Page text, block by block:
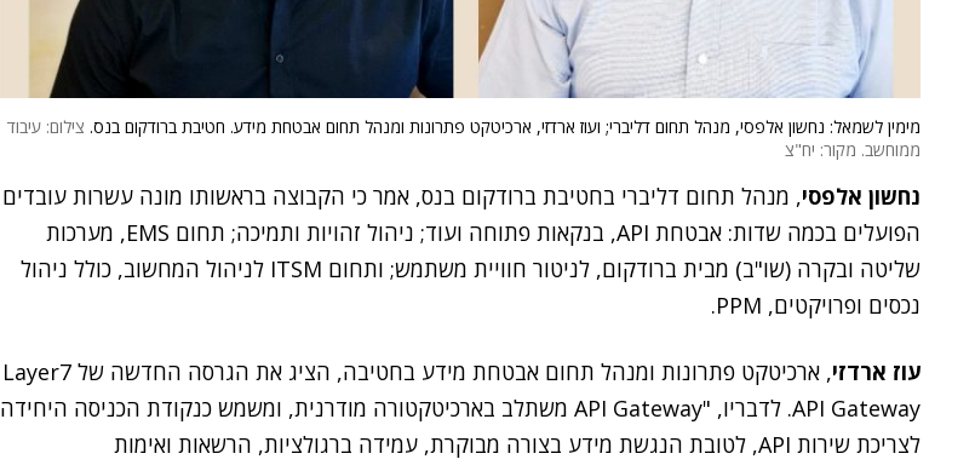
מימין לשמאל: נחשון אלפסי, מנהל תחום דליברי; ועוז ארדזי, ארכיטקט פתרונות ומנהל תחום אבטחת מידע. חטיבת ברודקום בנס. צילום: עיבוד
ממוחשב. מקור: יח"צ
נחשון אלפסי, מנהל תחום דליברי בחטיבת ברודקום בנס, אמר כי הקבוצה בראשותו מונה עשרות עובדים
הפועלים בכמה שדות: אבטחת API, בנקאות פתוחה ועוד; ניהול זהויות ותמיכה; תחום EMS, מערכות
שליטה ובקרה (שו"ב) מבית ברודקום, לניטור חוויית משתמש; ותחום ITSM לניהול המחשוב, כולל ניהול
נכסים ופרויקטים, PPM.
עוז ארדזי
, ארכיטקט פתרונות ומנהל תחום אבטחת מידע בחטיבה, הציג את הגרסה החדשה של Layer7
API Gateway. לדבריו, "API Gateway משתלב בארכיטקטורה מודרנית, ומשמש כנקודת הכניסה היחידה
לצריכת שירות API, לטובת הנגשת מידע בצורה מבוקרת, עמידה ברגולציות, הרשאות ואימות